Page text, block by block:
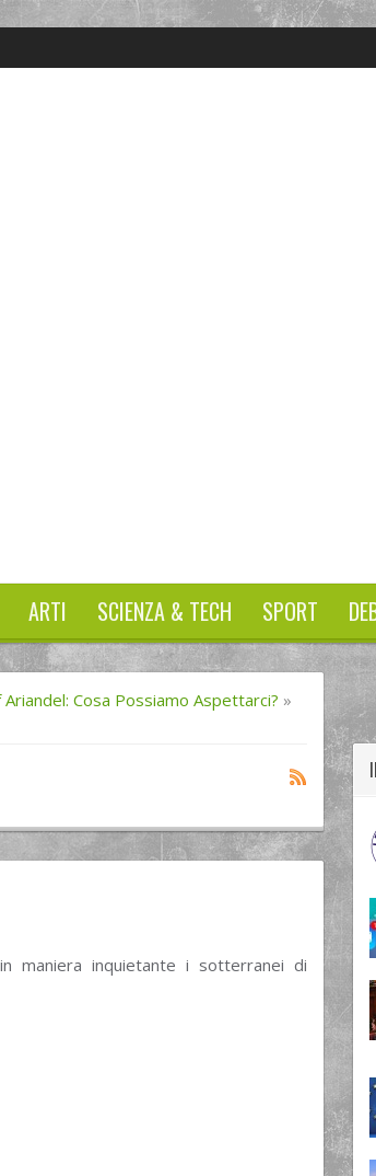
ARTI SCIENZA & TECH SPORT
Cosa Possiamo Aspettarci? »
maniera inquietante i sotterranei di